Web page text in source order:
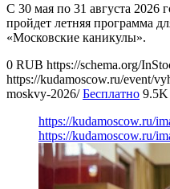
С 30 мая по 31 августа 2026
пройдет летняя программа
«Московские каникулы».
0 RUB https://schema.org/
https://kudamoscow.ru/event/
moskvy-2026/ Бесплатно 9.5K
https://kudamoscow.ru/
https://kudamoscow.ru/